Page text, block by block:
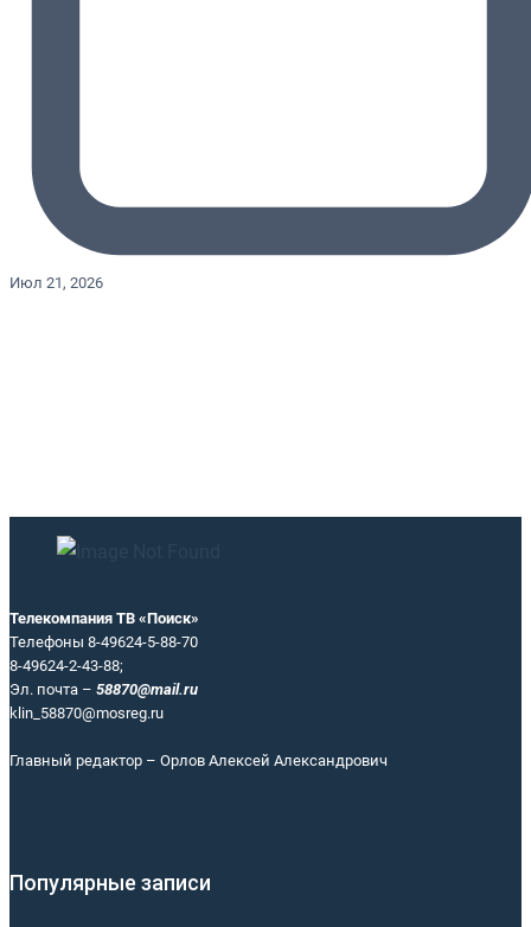
Июл 21, 2026
Телекомпания ТВ «Поиск»
Телефоны 8-49624-5-88-70
8-49624-2-43-88;
Эл. почта – 58870@mail.ru
klin_58870@mosreg.ru
Главный редактор – Орлов Алексей Александрович
Популярные записи